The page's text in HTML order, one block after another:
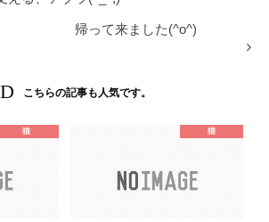
帰って来ました(^o^)
こちらの記事も人気です。
猫 猫